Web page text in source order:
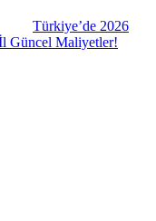
Türkiye’de 2026
Güncel Maliyetler!